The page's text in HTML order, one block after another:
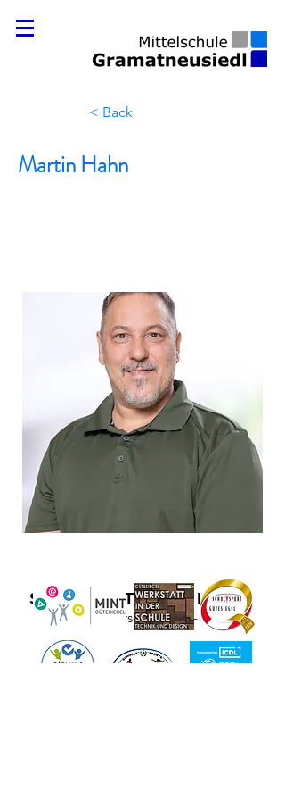
< Back
Martin Hahn
SCHULE MITTEN IM LEBEN
Bildung - Persönlichkeit - Beruf